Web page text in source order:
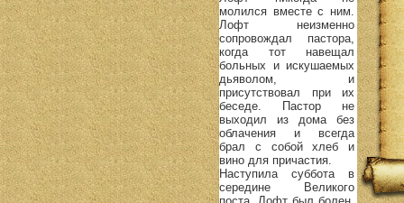
молился вместе с ним.
Лофт неизменно
сопровождал пастора,
когда тот навещал
больных и искушаемых
дьяволом, и
присутствовал при их
беседе. Пастор не
выходил из дома без
облачения и всегда
брал с собой хлеб и
вино для причастия.
Наступила суббота в
середине Великого